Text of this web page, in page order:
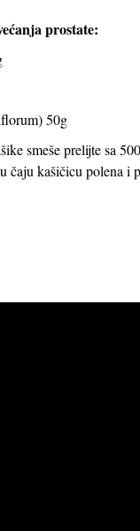
prostate:
50g
smeše prelijte sa
čaju kašičicu polena